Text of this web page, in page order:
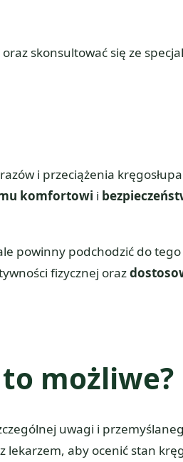
skonsultować się ze
i przeciążenia
komfortowi i
powinny podchodzić do
fizycznej oraz
możliwe?
uwagi i
aby ocenić stan